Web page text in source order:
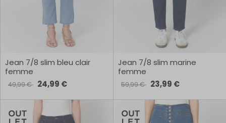
Jean 7/8 slim bleu clair
femme
49,99 € 24,99 €
Jean 7/8 slim marine
femme
59,99 € 23,99 €